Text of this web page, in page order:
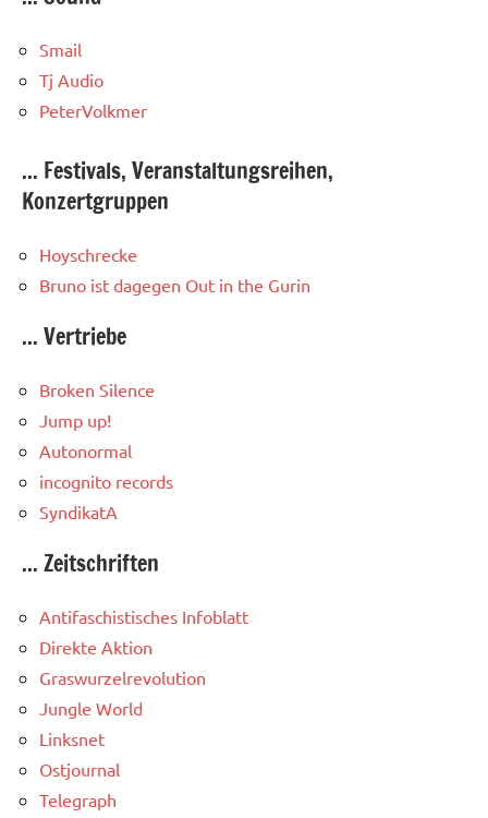
Smail
Tj Audio
PeterVolkmer
... Festivals, Veranstaltungsreihen,
Konzertgruppen
Hoyschrecke
Bruno ist dagegen Out in the Gurin
... Vertriebe
Broken Silence
Jump up!
Autonormal
incognito records
SyndikatA
... Zeitschriften
Antifaschistisches Infoblatt
Direkte Aktion
Graswurzelrevolution
Jungle World
Linksnet
Ostjournal
Telegraph